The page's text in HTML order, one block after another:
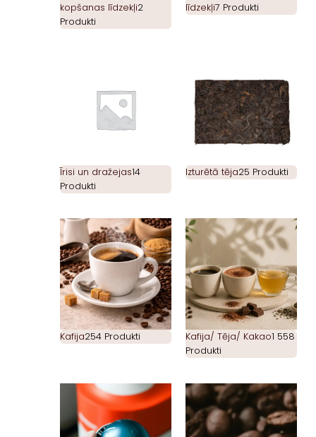
kopšanas līdzekļi2
Produkti
līdzekļi7 Produkti
Īrisi un dražejas14
Produkti
Izturētā tēja25 Produkti
Kafija254 Produkti Kafija/ Tēja/ Kakao1 558
Produkti